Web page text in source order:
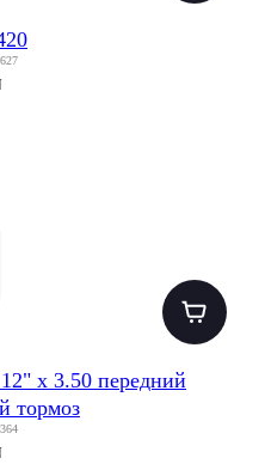
x 3.50 передний
тормоз